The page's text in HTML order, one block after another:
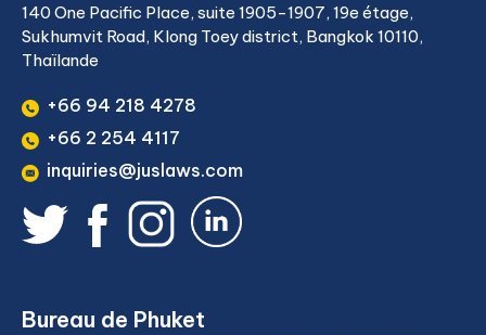
140 One Pacific Place, suite 1905-1907, 19e étage,
Sukhumvit Road, Klong Toey district, Bangkok 10110,
Thaïlande
+66 94 218 4278
+66 2 254 4117
inquiries@juslaws.com
Bureau de Phuket